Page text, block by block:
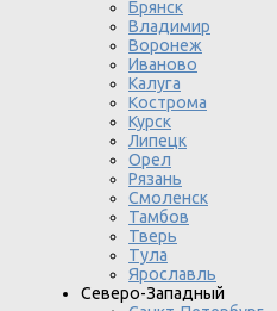
Брянск
Владимир
Воронеж
Иваново
Калуга
Кострома
Курск
Липецк
Орел
Рязань
Смоленск
Тамбов
Тверь
Тула
Ярославль
Северо-Западный